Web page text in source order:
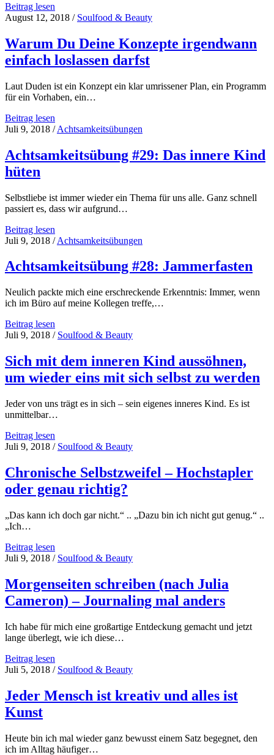
Beitrag lesen
Meditationen
jede
Gelegenheit
August 12, 2018 / Soulfood & Beauty
Warum Du Deine Konzepte irgendwann
einfach loslassen darfst
Laut Duden ist ein Konzept ein klar umrissener Plan, ein Programm
für ein Vorhaben, ein…
Beitrag lesen
Du
Konzepte
irgendwann
darfst
Juli 9, 2018 /Achtsamkeitsübungen
Achtsamkeitsübung #29: Das innere Kind
hüten
Selbstliebe ist immer wieder ein Thema für uns alle. Ganz schnell
passiert es, dass wir aufgrund…
Beitrag lesen
#29:
innere
Kind
Juli 9, 2018 /Achtsamkeitsübungen
Achtsamkeitsübung #28: Jammerfasten
Neulich packte mich eine erschreckende Erkenntnis: Immer, wenn
ich im Büro auf meine Kollegen treffe,…
Beitrag lesen
#28:
Juli 9, 2018 / Soulfood & Beauty
Sich mit dem inneren Kind aussöhnen,
um wieder eins mit sich selbst zu werden
Jeder von uns trägt es in sich – sein eigenes inneres Kind. Es ist
unmittelbar…
Beitrag lesen
mit
inneren
Kind
aussöhnen,
wieder
selbst
werden
Juli 9, 2018 / Soulfood & Beauty
Chronische Selbstzweifel – Hochstapler
oder genau richtig?
„Das kann ich doch gar nicht.“ .. „Dazu bin ich nicht gut genug.“ ..
„Ich…
Beitrag lesen
Selbstzweifel
Hochstapler
oder
genau
Juli 9, 2018 / Soulfood & Beauty
Morgenseiten schreiben (nach Julia
Cameron) – Journaling mal anders
Ich habe für mich eine großartige Entdeckung gemacht und jetzt
lange überlegt, wie ich diese…
Beitrag lesen
schreiben
Julia
Cameron)
mal
anders
Juli 5, 2018 / Soulfood & Beauty
Jeder Mensch ist kreativ und alles ist
Kunst
Heute bin ich mal wieder ganz bewusst einem Satz begegnet, den
ich im Alltag häufiger…